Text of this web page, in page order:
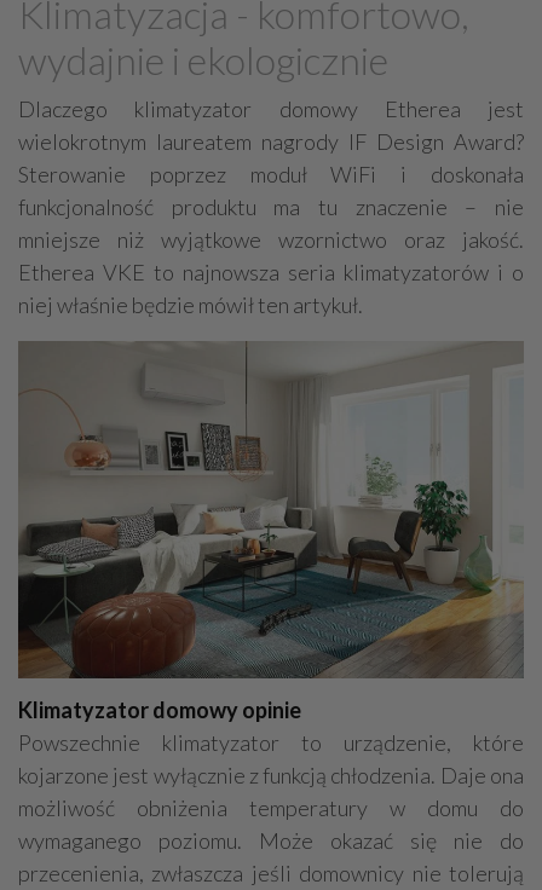
Grzejniki
Hydraulika
Energetyczne instalacje, urządzenia
Materiały hydrauliczne
Przeciwpożarowa ochrona, zabezpieczenia
Elektroinstalatorstwo
Systemy energooszczędne
Systemy nawilżania powietrza
Systemy odwodnień
Elektryczne materiały
Przemysłowe instalacje
Alarmowe systemy, monitoring
Hydrotechnika
Klimatyzacja - komfortowo,
wydajnie i ekologicznie
Dlaczego klimatyzator domowy Etherea jest
wielokrotnym laureatem nagrody IF Design Award?
Sterowanie poprzez moduł WiFi i doskonała
funkcjonalność produktu ma tu znaczenie – nie
mniejsze niż wyjątkowe wzornictwo oraz jakość.
Etherea VKE to najnowsza seria klimatyzatorów i o
niej właśnie będzie mówił ten artykuł.
Klimatyzator domowy opinie
Powszechnie klimatyzator to urządzenie, które
kojarzone jest wyłącznie z funkcją chłodzenia. Daje ona
możliwość obniżenia temperatury w domu do
wymaganego poziomu. Może okazać się nie do
przecenienia, zwłaszcza jeśli domownicy nie tolerują